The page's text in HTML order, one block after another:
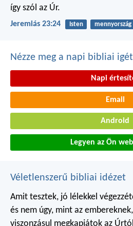
így szól az Úr.
Jeremiás 23:24 Isten mennyország
Nézze meg a napi bibliai
Napi
Email
Android
Legyen az Ön
Véletlenszerű bibliai idézet
Amit tesztek, jó lélekkel
és nem úgy, mint az
viszonzásul megkapjátok az